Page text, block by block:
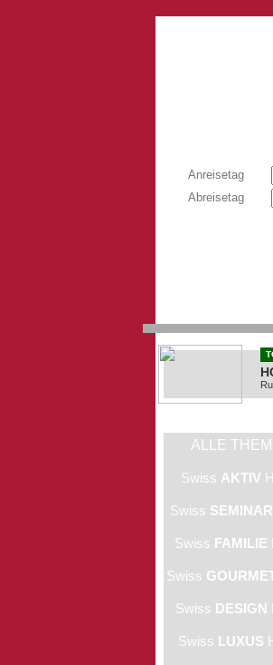
Anreisetag
Abreisetag
ALLE
Swiss AKTIV
Swiss SEMINAR
Swiss FAMILIE
Swiss
Swiss DESIGN
Swiss LUXUS